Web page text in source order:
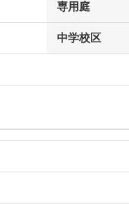
専用庭
中学校区